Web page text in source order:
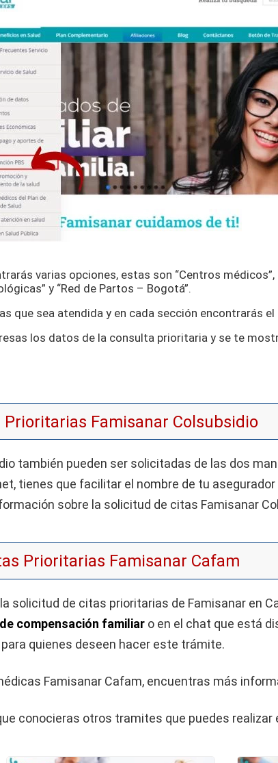
varias opciones, estas son “Centros médicos”,
y “Red de Partos – Bogotá”.
que sea atendida y en cada sección encontrarás
los datos de la consulta prioritaria y se te
Prioritarias Famisanar Colsubsidio
también pueden ser solicitadas de las dos
tienes que facilitar el nombre de tu asegurador
sobre la solicitud de citas Famisanar
Prioritarias Famisanar Cafam
solicitud de citas prioritarias de Famisanar en
compensación familiar o en el chat que está
quienes deseen hacer este trámite.
Famisanar Cafam, encuentras más
conocieras otros tramites que puedes realizar